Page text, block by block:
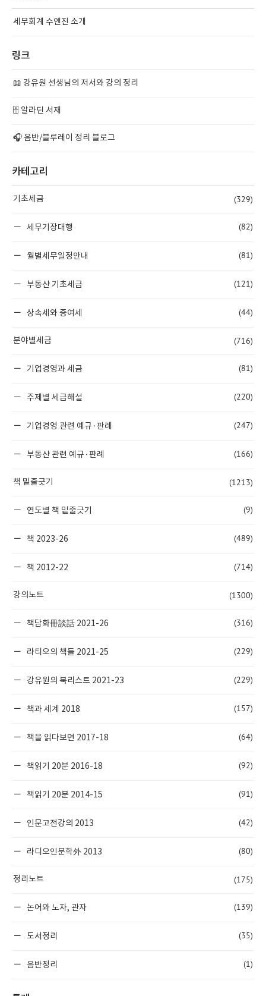
세무회계 수앤진 소개
링크
📖 강유원 선생님의 저서와 강의 정리
🗄️ 알라딘 서재
🎧 음반/블루레이 정리 블로그
카테고리
기초세금 (329)
세무기장대행 (82)
월별세무일정안내 (81)
부동산 기초세금 (121)
상속세와 증여세 (44)
분야별세금 (716)
기업경영과 세금 (81)
주제별 세금해설 (220)
기업경영 관련 예규·판례 (247)
부동산 관련 예규·판례 (166)
책 밑줄긋기 (1213)
연도별 책 밑줄긋기 (9)
책 2023-26 (489)
책 2012-22 (714)
강의노트 (1300)
책담화冊談話 2021-26 (316)
라티오의 책들 2021-25 (229)
강유원의 북리스트 2021-23 (229)
책과 세계 2018 (157)
책을 읽다보면 2017-18 (64)
책읽기 20분 2016-18 (92)
책읽기 20분 2014-15 (91)
인문고전강의 2013 (42)
라디오인문학外 2013 (80)
정리노트 (175)
논어와 노자, 관자 (139)
도서정리 (35)
음반정리 (1)